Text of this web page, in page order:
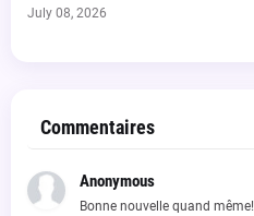
July 08, 2026
Commentaires
Anonymous
Bonne nouvelle quand même!